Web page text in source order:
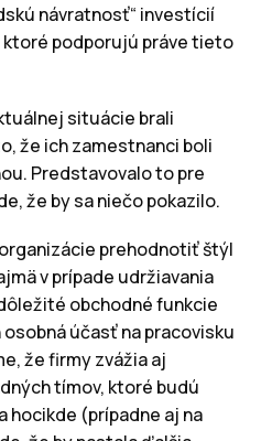
návratnosť“ investícií
podporujú práve tieto
situácie brali
že ich zamestnanci boli
Predstavovalo to pre
že by sa niečo pokazilo.
prehodnotiť štýl
v prípade udržiavania
obchodné funkcie
účasť na pracovisku
že firmy zvážia aj
tímov, ktoré budú
hocikde (prípadne aj na